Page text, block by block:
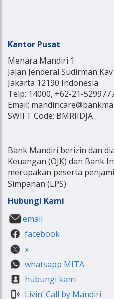
Kantor Pusat
Menara Mandiri 1
Jalan Jenderal Sudirman
Jakarta 12190 Indonesia
Telp: 14000, +62-21-
Email:
SWIFT Code: BMRIIDJA
Bank Mandiri berizin dan
Keuangan (OJK) dan Bank
merupakan peserta
Simpanan (LPS)
Hubungi Kami
email
facebook
x
whatsapp MITA
hubungi kami
Livin’ Call by Mandiri